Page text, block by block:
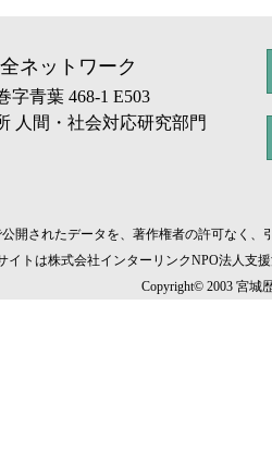
ネットワーク
字青葉 468-1 E503
人間・社会対応研究部門
開されたデータを、著作権者の許可なく
イトは株式会社インターリンクNPO法人支
Copyright© 2003 宮城